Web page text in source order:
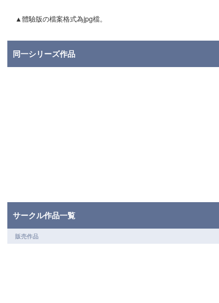
▲體驗版の檔案格式為jpg檔。
同一シリーズ作品
サークル作品一覧
販売作品